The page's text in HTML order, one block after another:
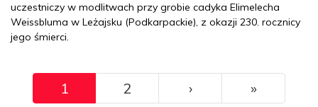
uczestniczy w modlitwach przy grobie cadyka Elimelecha
Weissbluma w Leżajsku (Podkarpackie), z okazji 230. rocznicy
jego śmierci.
Pagination
1 2 ››› »Ostatni